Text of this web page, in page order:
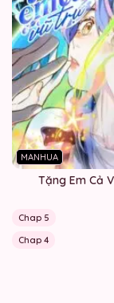
MANHUA
Tặng Em Cả
Chap 5
Chap 4